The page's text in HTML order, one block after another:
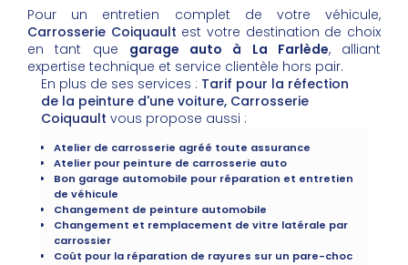
Pour un entretien complet de votre véhicule,
Carrosserie Coiquault est votre destination de choix
en tant que garage auto à La Farlède, alliant
expertise technique et service clientèle hors pair.
En plus de ses services : Tarif pour la réfection
de la peinture d'une voiture, Carrosserie
Coiquault vous propose aussi :
Atelier de carrosserie agréé toute assurance
Atelier pour peinture de carrosserie auto
Bon garage automobile pour réparation et entretien
de véhicule
Changement de peinture automobile
Changement et remplacement de vitre latérale par
carrossier
Coût pour la réparation de rayures sur un pare-choc